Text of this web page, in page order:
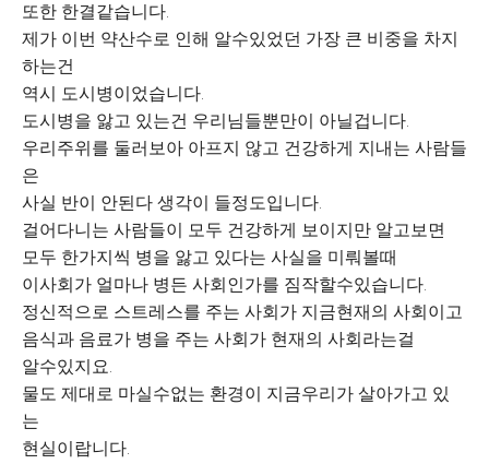
또한 한결같습니다.
제가 이번 약산수로 인해 알수있었던 가장 큰 비중을 차지
하는건
역시 도시병이었습니다.
도시병을 앓고 있는건 우리님들뿐만이 아닐겁니다.
우리주위를 둘러보아 아프지 않고 건강하게 지내는 사람들
은
사실 반이 안된다 생각이 들정도입니다.
걸어다니는 사람들이 모두 건강하게 보이지만 알고보면
모두 한가지씩 병을 앓고 있다는 사실을 미뤄볼때
이사회가 얼마나 병든 사회인가를 짐작할수있습니다.
정신적으로 스트레스를 주는 사회가 지금현재의 사회이고
음식과 음료가 병을 주는 사회가 현재의 사회라는걸
알수있지요.
물도 제대로 마실수없는 환경이 지금우리가 살아가고 있
는
현실이랍니다.